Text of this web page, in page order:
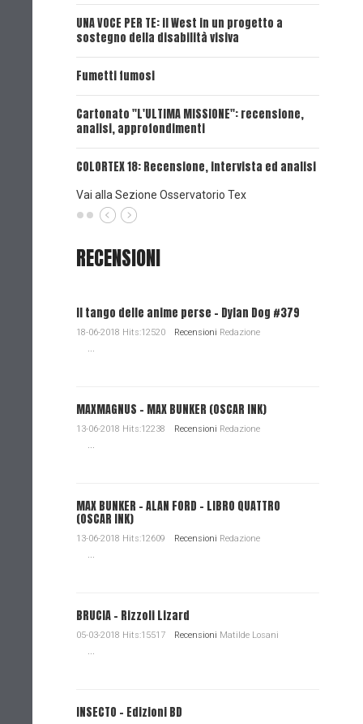
UNA VOCE PER TE: il West in un progetto a
sostegno della disabilità visiva
Fumetti fumosi
Cartonato "L'ULTIMA MISSIONE": recensione,
analisi, approfondimenti
COLORTEX 18: Recensione, intervista ed analisi
Vai alla Sezione Osservatorio Tex
RECENSIONI
Il tango delle anime perse - Dylan Dog #379
18-06-2018 Hits:12520 Recensioni Redazione
...
MAXMAGNUS – MAX BUNKER (OSCAR INK)
13-06-2018 Hits:12238 Recensioni Redazione
...
MAX BUNKER – ALAN FORD – LIBRO QUATTRO
(OSCAR INK)
13-06-2018 Hits:12609 Recensioni Redazione
...
BRUCIA - Rizzoli Lizard
05-03-2018 Hits:15517 Recensioni Matilde Losani
...
INSECTO - Edizioni BD